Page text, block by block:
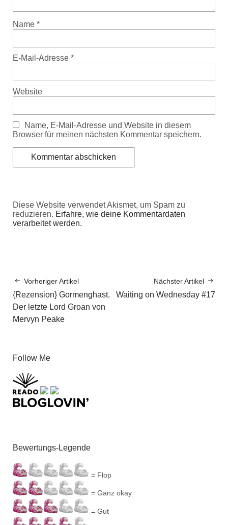
Name *
E-Mail-Adresse *
Website
Name, E-Mail-Adresse und Website in diesem
Browser für meinen nächsten Kommentar speichern.
Diese Website verwendet Akismet, um Spam zu
reduzieren. Erfahre, wie deine Kommentardaten
verarbeitet werden.
Vorheriger Artikel
{Rezension} Gormenghast.
Der letzte Lord Groan von
Mervyn Peake
Nächster Artikel
Waiting on Wednesday #17
Follow Me
Bewertungs-Legende
= Flop
= Ganz okay
= Gut